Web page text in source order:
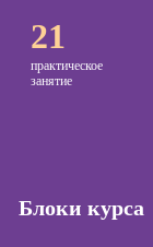
21
практическое
занятие
Блоки курса